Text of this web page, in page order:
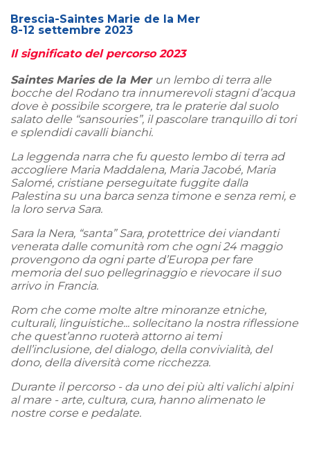
Brescia-Saintes Marie de la Mer
8-12 settembre 2023
Il significato del percorso 2023
Saintes Maries de la Mer un lembo di terra alle
bocche del Rodano tra innumerevoli stagni d’acqua
dove è possibile scorgere, tra le praterie dal suolo
salato delle “sansouries”, il pascolare tranquillo di tori
e splendidi cavalli bianchi.
La leggenda narra che fu questo lembo di terra ad
accogliere Maria Maddalena, Maria Jacobé, Maria
Salomé, cristiane perseguitate fuggite dalla
Palestina su una barca senza timone e senza remi, e
la loro serva Sara.
Sara la Nera, “santa” Sara, protettrice dei viandanti
venerata dalle comunità rom che ogni 24 maggio
provengono da ogni parte d’Europa per fare
memoria del suo pellegrinaggio e rievocare il suo
arrivo in Francia.
Rom che come molte altre minoranze etniche,
culturali, linguistiche... sollecitano la nostra riflessione
che quest’anno ruoterà attorno ai temi
dell’inclusione, del dialogo, della convivialità, del
dono, della diversità come ricchezza.
Durante il percorso - da uno dei più alti valichi alpini
al mare - arte, cultura, cura, hanno alimenato le
nostre corse e pedalate.